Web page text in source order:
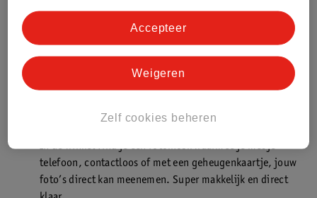
Kruidvat is een gecertificeerd drogist. Dit betekent dat je
In de winkel vind je een fotokiosk waarmee je met je
telefoon, contactloos of met een geheugenkaartje, jouw
foto’s direct kan meenemen. Super makkelijk en direct
Zelf cookies beheren
Weigeren
Accepteer